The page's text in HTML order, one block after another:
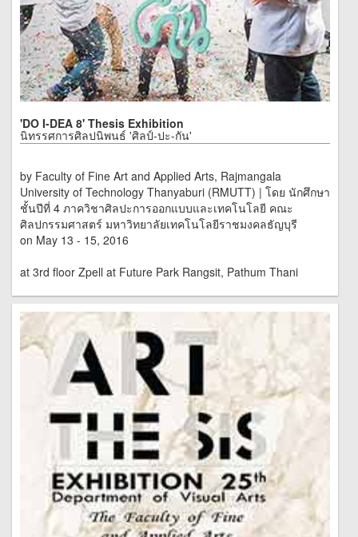
'DO I-DEA 8' Thesis Exhibition
นิทรรศการศิลปนิพนธ์ 'ศิลป์-ปะ-กัน'
by Faculty of Fine Art and Applied Arts, Rajmangala
University of Technology Thanyaburi (RMUTT) | โดย นักศึกษา
ชั้นปีที่ 4 ภาควิชาศิลปะการออกแบบและเทคโนโลยี คณะ
ศิลปกรรมศาสตร์ มหาวิทยาลัยเทคโนโลยีราชมงคลธัญบุรี
on May 13 - 15, 2016
at 3rd floor Zpell at Future Park Rangsit, Pathum Thani